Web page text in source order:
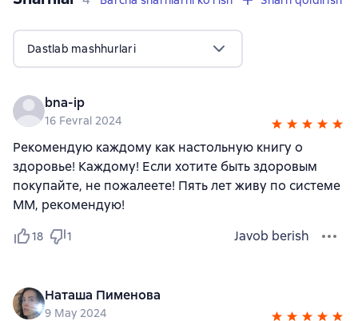
Dastlab mashhurlari
bna-ip
16 Fevral 2024
Рекомендую каждому как настольную книгу о
здоровье! Каждому! Если хотите быть здоровым
покупайте, не пожалеете! Пять лет живу по системе
ММ, рекомендую!
18 1 Javob berish
Наташа Пименова
9 May 2024